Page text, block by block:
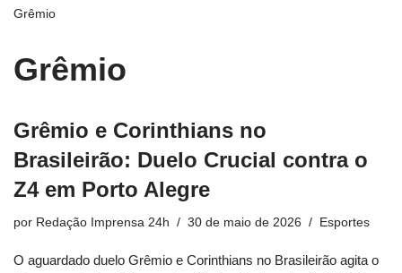
Grêmio
Grêmio
Grêmio e Corinthians no
Brasileirão: Duelo Crucial contra o
Z4 em Porto Alegre
por Redação Imprensa 24h 30 de maio de 2026 Esportes
O aguardado duelo Grêmio e Corinthians no Brasileirão agita o